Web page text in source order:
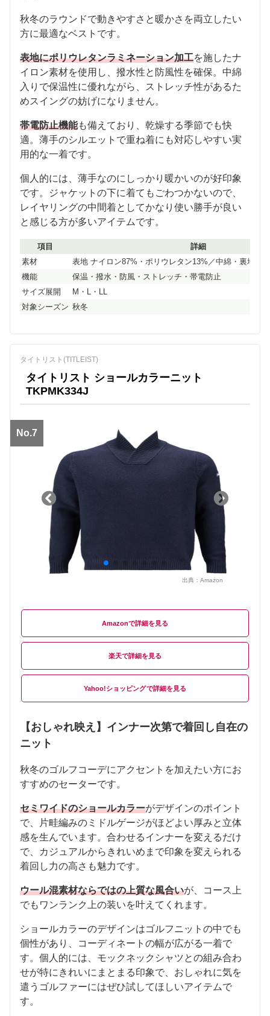
秋冬のラウンドで動きやすさと暖かさを両立したい
方に最適なベストです。
表地にポリウレタンラミネーション加工を施したナ
イロン素材を使用し、撥水性と防風性を確保。中綿
入りで保温性に優れながら、ストレッチ性があるた
めスイングの妨げになりません。
帯電防止機能も備えており、乾燥する季節でも快
適。薄手のシルエットで重ね着にも対応しやすい実
用的な一着です。
個人的には、薄手なのにしっかり暖かいのが好印象
です。ジャケットの下に着てもごわつかないので、
レイヤリングの中間着としてかなり使い勝手が良い
と感じる方が多いアイテムです。
項目
詳細
素材
表地 ナイロン87%・ポリウレタン13%／中綿・裏地 ポ
機能
保温・撥水・防風・ストレッチ・帯電防止
サイズ展開
M・L・LL
対象シーズン 秋冬
タイトリスト(TITLEIST)
タイトリスト ショールカラーニット
TKPMK334J
No.7
出典： Amazon
Amazon
楽天
Yahoo!ショッピング
【おしゃれ映え】インナー次第で着回し自在の
ニット
秋冬のゴルフコーデにアクセントを加えたい方にお
すすめのセーターです。
セミワイドのショールカラーがデザインのポイント
で、片畦編みのミドルゲージがほどよい厚みと立体
感を生んでいます。合わせるインナーを変えるだけ
で、カジュアルからきれいめまで印象を変えられる
着回し力の高さも魅力です。
ウール混素材ならではの上質な風合いが、コース上
でもワンランク上の装いを叶えてくれます。
ショールカラーのデザインはゴルフニットの中でも
個性があり、コーディネートの幅が広がる一着で
す。個人的には、モックネックシャツとの組み合わ
せが特にきれいにまとまる印象で、おしゃれに気を
遣うゴルファーにはぜひ試してほしいアイテムで
す。